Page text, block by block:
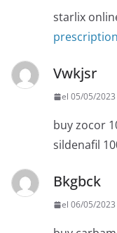
starlix
prescription
Vwkjsr
el 05/05/
buy zocor
sildenafil
Bkgbck
el 06/05/